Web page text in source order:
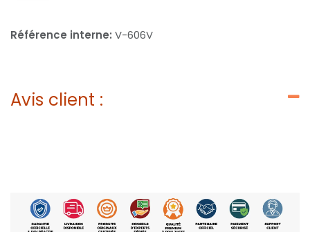
Référence interne: V-606V
Avis client :